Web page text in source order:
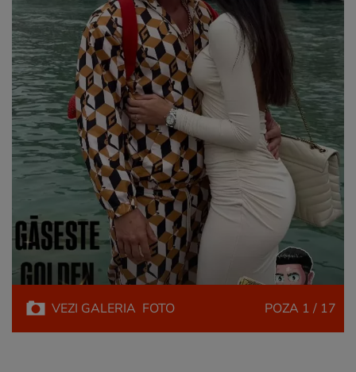
VEZI GALERIA FOTO POZA 1 / 17